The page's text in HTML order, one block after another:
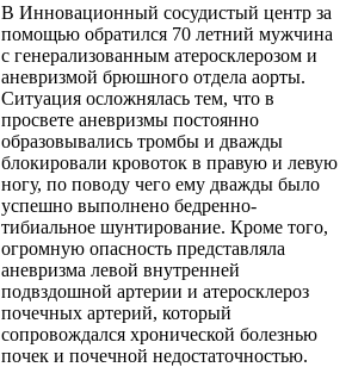
В Инновационный сосудистый центр за
помощью обратился 70 летний мужчина
с генерализованным атеросклерозом и
аневризмой брюшного отдела аорты.
Ситуация осложнялась тем, что в
просвете аневризмы постоянно
образовывались тромбы и дважды
блокировали кровоток в правую и левую
ногу, по поводу чего ему дважды было
успешно выполнено бедренно-
тибиальное шунтирование. Кроме того,
огромную опасность представляла
аневризма левой внутренней
подвздошной артерии и атеросклероз
почечных артерий, который
сопровождался хронической болезнью
почек и почечной недостаточностью.